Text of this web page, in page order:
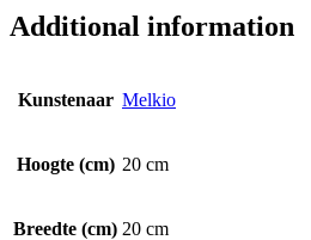
Additional information
Kunstenaar Melkio
Hoogte (cm) 20 cm
Breedte (cm) 20 cm